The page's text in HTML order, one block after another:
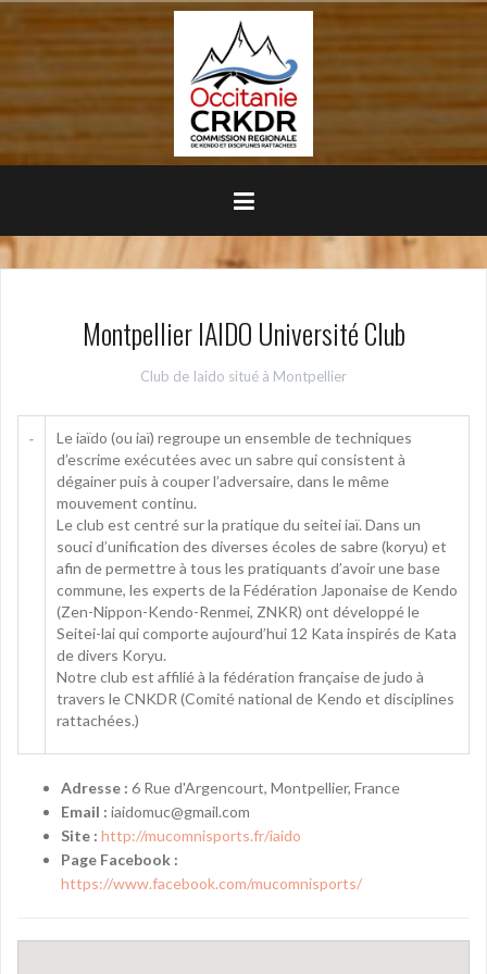
principal
Montpellier IAIDO Université Club
Club de Iaido situé à Montpellier
Le iaïdo (ou iaï) regroupe un ensemble de techniques
d’escrime exécutées avec un sabre qui consistent à
dégainer puis à couper l’adversaire, dans le même
mouvement continu.
Le club est centré sur la pratique du seitei iaï. Dans un
souci d’unification des diverses écoles de sabre (koryu) et
afin de permettre à tous les pratiquants d’avoir une base
commune, les experts de la Fédéra­tion Japonaise de Kendo
(Zen-Nippon-Kendo-Renmei, ZNKR) ont développé le
Seitei-lai qui comporte aujourd’hui 12 Kata inspirés de Kata
de divers Koryu.
Notre club est affilié à la fédération française de judo à
travers le CNKDR (Comité national de Kendo et disciplines
rattachées.)
Adresse : 6 Rue d'Argencourt, Montpellier, France
Email : iaidomuc@gmail.com
Site : http://mucomnisports.fr/iaido
Page Facebook :
https://www.facebook.com/mucomnisports/